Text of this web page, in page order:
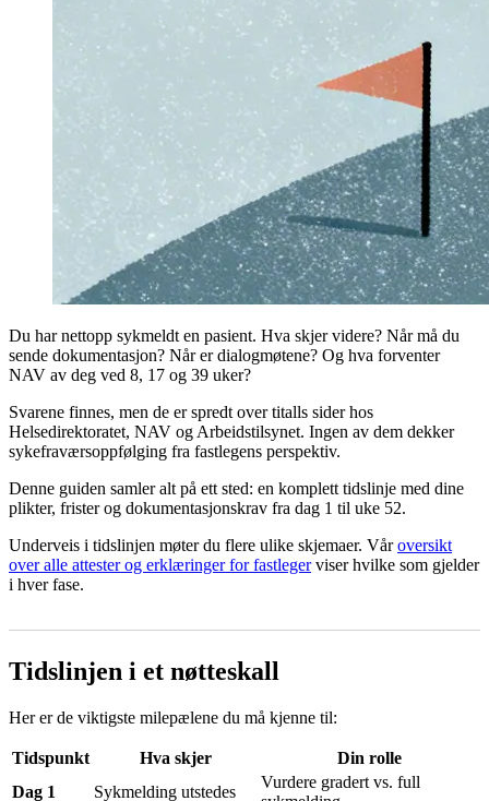
Du har nettopp sykmeldt en pasient. Hva skjer videre? Når må du
sende dokumentasjon? Når er dialogmøtene? Og hva forventer
NAV av deg ved 8, 17 og 39 uker?
Svarene finnes, men de er spredt over titalls sider hos
Helsedirektoratet, NAV og Arbeidstilsynet. Ingen av dem dekker
sykefraværsoppfølging fra fastlegens perspektiv.
Denne guiden samler alt på ett sted: en komplett tidslinje med dine
plikter, frister og dokumentasjonskrav fra dag 1 til uke 52.
Underveis i tidslinjen møter du flere ulike skjemaer. Våroversikt
over alle attester og erklæringer for fastlegerviser hvilke som gjelder
i hver fase.
Tidslinjen i et nøtteskall
Her er de viktigste milepælene du må kjenne til:
Tidspunkt Hva skjer
Din rolle
Dag 1
Sykmelding utstedes
Vurdere gradert vs. full